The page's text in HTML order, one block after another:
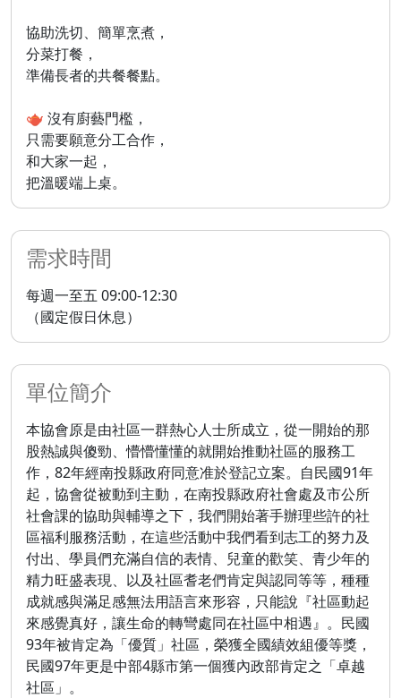
協助洗切、簡單烹煮，
分菜打餐，
準備長者的共餐餐點。
🫖 沒有廚藝門檻，
只需要願意分工合作，
和大家一起，
把溫暖端上桌。
需求時間
每週一至五 09:00-12:30
（國定假日休息）
單位簡介
本協會原是由社區一群熱心人士所成立，從一開始的那
股熱誠與傻勁、懵懵懂懂的就開始推動社區的服務工
作，82年經南投縣政府同意准於登記立案。自民國91年
起，協會從被動到主動，在南投縣政府社會處及市公所
社會課的協助與輔導之下，我們開始著手辦理些許的社
區福利服務活動，在這些活動中我們看到志工的努力及
付出、學員們充滿自信的表情、兒童的歡笑、青少年的
精力旺盛表現、以及社區耆老們肯定與認同等等，種種
成就感與滿足感無法用語言來形容，只能說『社區動起
來感覺真好，讓生命的轉彎處同在社區中相遇』。民國
93年被肯定為「優質」社區，榮獲全國績效組優等獎，
民國97年更是中部4縣市第一個獲內政部肯定之「卓越
社區」。